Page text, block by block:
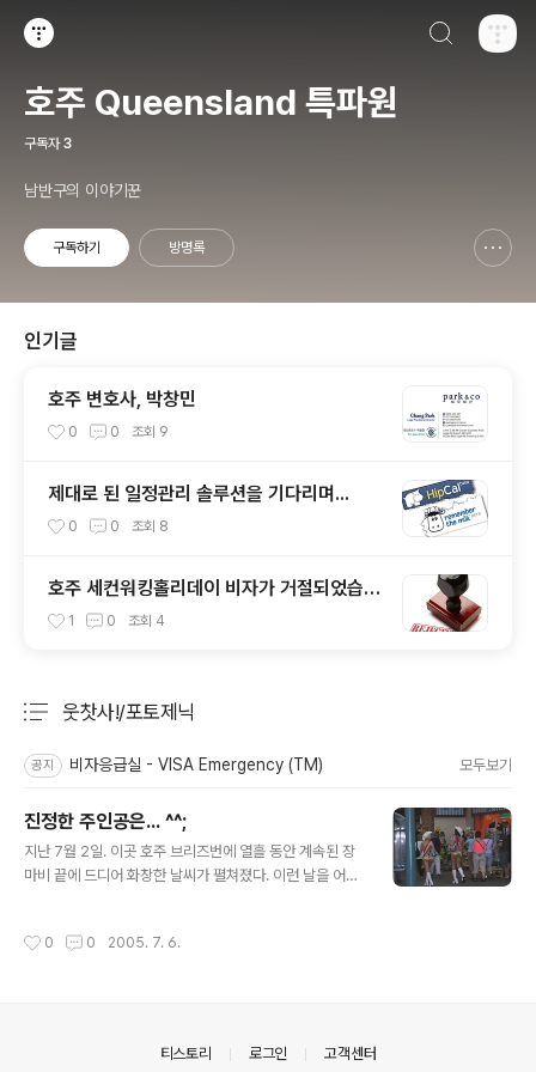
호주 Queensland 특파원
구독자 3
남반구의 이야기꾼
구독하기 방명록
인기글
호주 변호사, 박창민
0 0 조회 9
제대로 된 일정관리 솔루션을 기다리며...
0 0 조회 8
호주 세컨워킹홀리데이 비자가 거절되었습니
다. 1 0 조회 4
웃찻사!/포토제닉
공지 비자응급실 - VISA Emergency (TM) 모두보기
진정한 주인공은... ^^;
지난 7월 2일. 이곳 호주 브리즈번에 열흘 동안 계속된 장
마비 끝에 드디어 화창한 날씨가 펼쳐졌다. 이런 날을 어찌
엥??? 아무리 날씨가 좋다지만, 버젓이 여긴 겨울인데... 그
로 형광색 나시 티샤쓰에 카고바지의 덩치 큰 아줌마!!! 게
다가, 환상의 패숀을 아름답게 마무리해주는 찍찍이 샌달
0 0 2005. 7. 6.
티스토리 로그인 고객센터